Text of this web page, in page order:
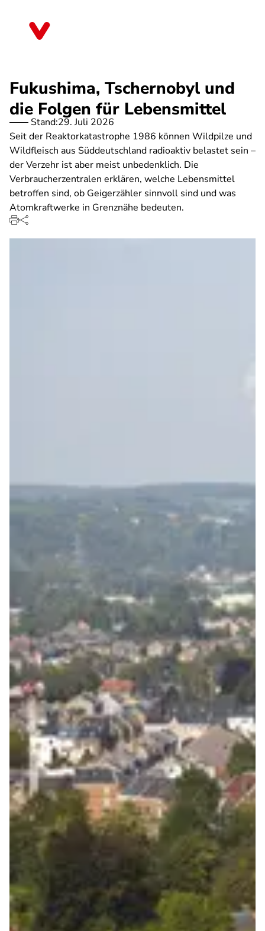
Fukushima, Tschernobyl und
die Folgen für Lebensmittel
Stand:29. Juli 2026
Seit der Reaktorkatastrophe 1986 können Wildpilze und
Wildfleisch aus Süddeutschland radioaktiv belastet sein –
der Verzehr ist aber meist unbedenklich. Die
Verbraucherzentralen erklären, welche Lebensmittel
betroffen sind, ob Geigerzähler sinnvoll sind und was
Atomkraftwerke in Grenznähe bedeuten.